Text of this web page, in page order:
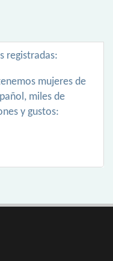
registradas:
mujeres de
miles de
y gustos: